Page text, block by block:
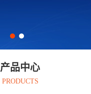
产品中心
PRODUCTS